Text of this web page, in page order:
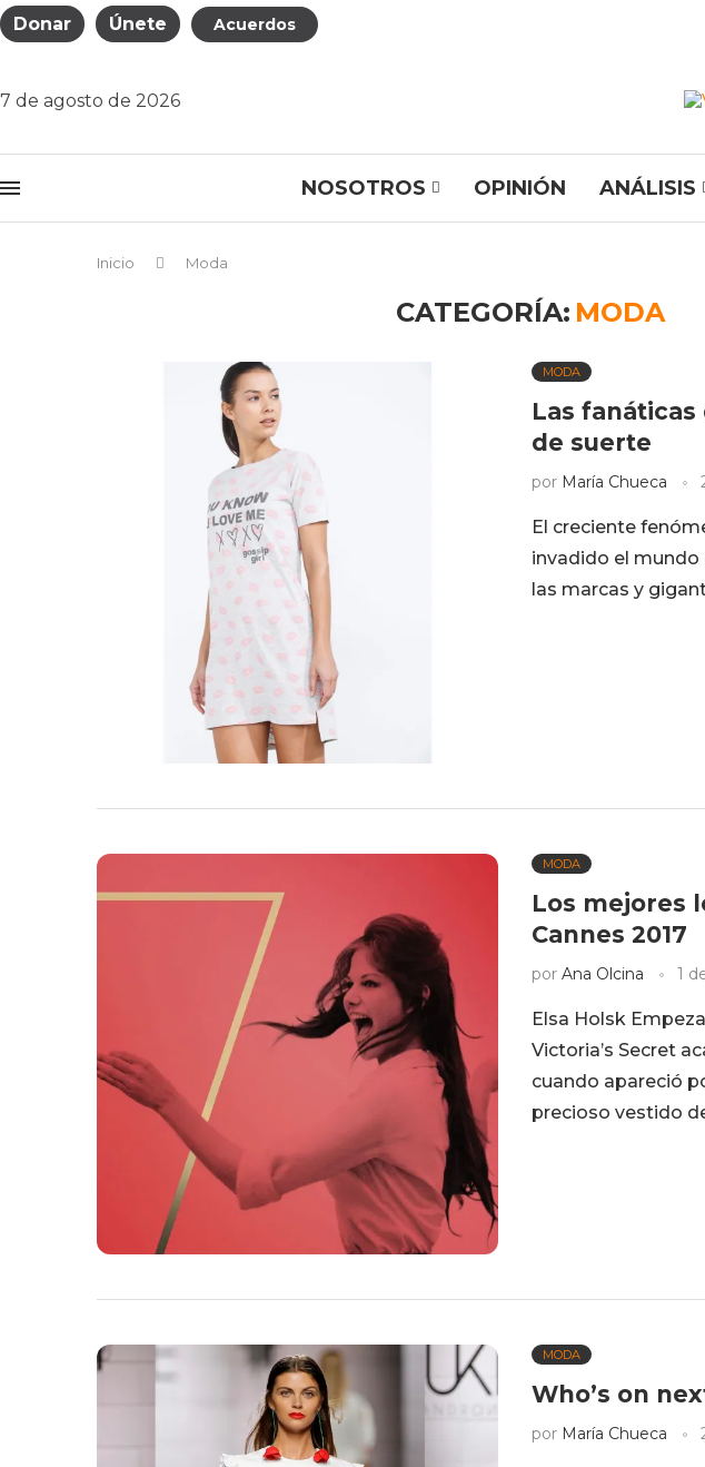
Donar Únete Acuerdos
7 de agosto de 2026
NOSOTROS OPINIÓN ANÁLISIS
Inicio Moda
CATEGORÍA: MODA
MODA
Las
de suerte
por María Chueca
El creciente
invadido el mundo
las marcas y
MODA
Los mejores
Cannes 2017
por Ana Olcina 1
Elsa Holsk
Victoria’s Secret
cuando apareció
precioso vestido
MODA
Who’s on
por María Chueca